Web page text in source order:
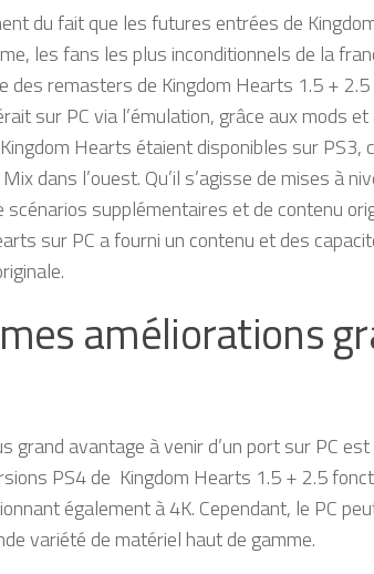
du fait que les futures entrées de
les fans les plus inconditionnels de la
remasters de Kingdom Hearts 1.5 +
sur PC via l’émulation, grâce aux mods
Hearts étaient disponibles sur PS3,
dans l’ouest. Qu’il s’agisse de mises à
scénarios supplémentaires et de contenu
sur PC a fourni un contenu et des
améliorations
grand avantage à venir d’un port sur PC
PS4 de Kingdom Hearts 1.5 + 2.5
également à 4K. Cependant, le PC
variété de matériel haut de gamme.